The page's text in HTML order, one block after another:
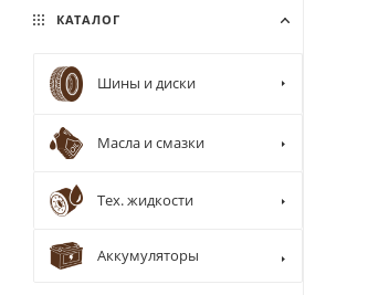
КАТАЛОГ
Шины и диски
Масла и смазки
Тех. жидкости
Аккумуляторы